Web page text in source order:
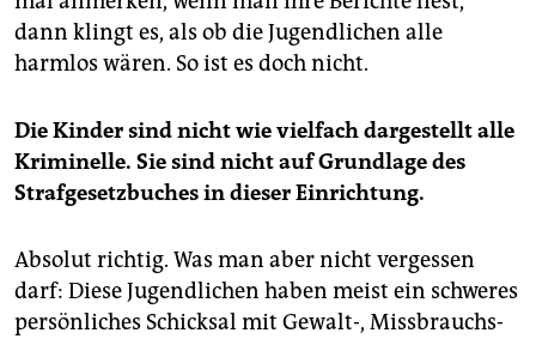
dann klingt es, als ob die Jugendlichen alle
harmlos wären. So ist es doch nicht.
Die Kinder sind nicht wie vielfach dargestellt alle
Kriminelle. Sie sind nicht auf Grundlage des
Strafgesetzbuches in dieser Einrichtung.
Absolut richtig. Was man aber nicht vergessen
darf: Diese Jugendlichen haben meist ein schweres
persönliches Schicksal mit Gewalt-, Missbrauchs-